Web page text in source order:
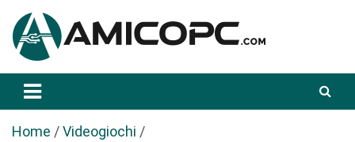
a
Amicopc.com
Home
Videogiochi